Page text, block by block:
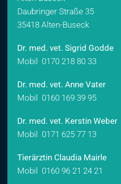
Daubringer Straße 35
35418 Alten-Buseck
Dr. med. vet. Sigrid Godde
Mobil 0170 218 80 33
Dr. med. vet. Anne Vater
Mobil 0160 169 39 95
Dr. med. vet. Kerstin Weber
Mobil 0171 625 77 13
Tierärztin Claudia Mairle
Mobil 0160 96 21 24 21